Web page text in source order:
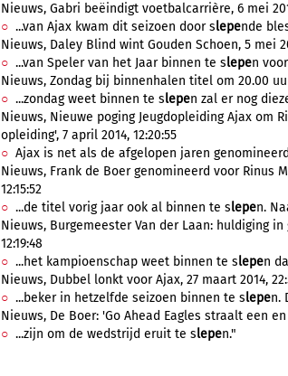
Nieuws, Gabri beëindigt voetbalcarrière, 6 mei
...van Ajax kwam dit seizoen door slepende
Nieuws, Daley Blind wint Gouden Schoen, 5 mei
...van Speler van het Jaar binnen te slepen
Nieuws, Zondag bij binnenhalen titel om 20.00
...zondag weet binnen te slepen zal er nog
Nieuws, Nieuwe poging Jeugdopleiding Ajax om
opleiding', 7 april 2014, 12:20:55
Ajax is net als de afgelopen jaren
Nieuws, Frank de Boer genomineerd voor Rinus
12:15:52
...de titel vorig jaar ook al binnen te slepen.
Nieuws, Burgemeester Van der Laan: huldiging
12:19:48
...het kampioenschap weet binnen te slepen
Nieuws, Dubbel lonkt voor Ajax, 27 maart 2014,
...beker in hetzelfde seizoen binnen te slepen.
Nieuws, De Boer: 'Go Ahead Eagles straalt een
...zijn om de wedstrijd eruit te slepen."